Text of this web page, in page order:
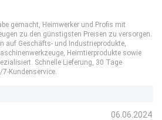
gemacht, Heimwerker und Profis mit
zu den günstigsten Preisen zu versorgen.
auf Geschäfts- und Industrieprodukte,
Heimtierprodukte sowie
Schnelle Lieferung, 30 Tage
Kundenservice.
06.06.2024